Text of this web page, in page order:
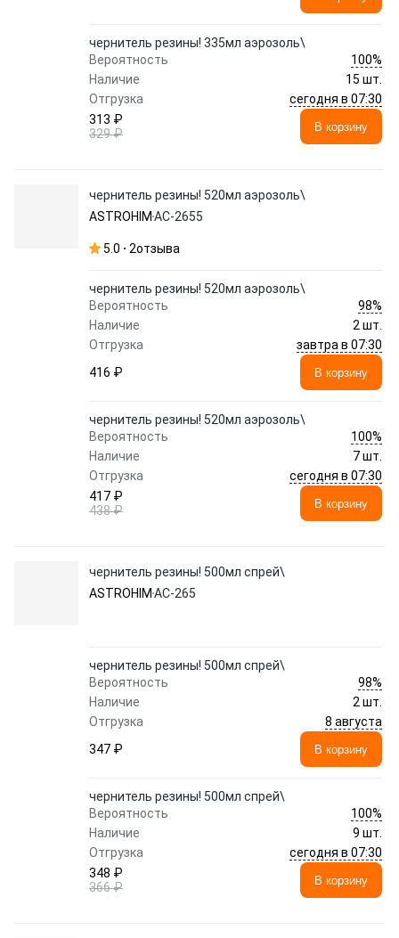
чернитель резины! 335мл аэрозоль\
Вероятность
100%
Наличие
15 шт.
Отгрузка
сегодня в 07:30
313 ₽
329 ₽
В корзину
чернитель резины! 520мл аэрозоль\
ASTROHIM АС-2655
5.0 2отзыва
чернитель резины! 520мл аэрозоль\
Вероятность
98%
Наличие
2 шт.
Отгрузка
завтра в 07:30
416 ₽
В корзину
чернитель резины! 520мл аэрозоль\
Вероятность
100%
Наличие
7 шт.
Отгрузка
сегодня в 07:30
417 ₽
438 ₽
В корзину
чернитель резины! 500мл спрей\
ASTROHIM АС-265
чернитель резины! 500мл спрей\
Вероятность
98%
Наличие
2 шт.
Отгрузка
8 августа
347 ₽
В корзину
чернитель резины! 500мл спрей\
Вероятность
100%
Наличие
9 шт.
Отгрузка
сегодня в 07:30
348 ₽
366 ₽
В корзину